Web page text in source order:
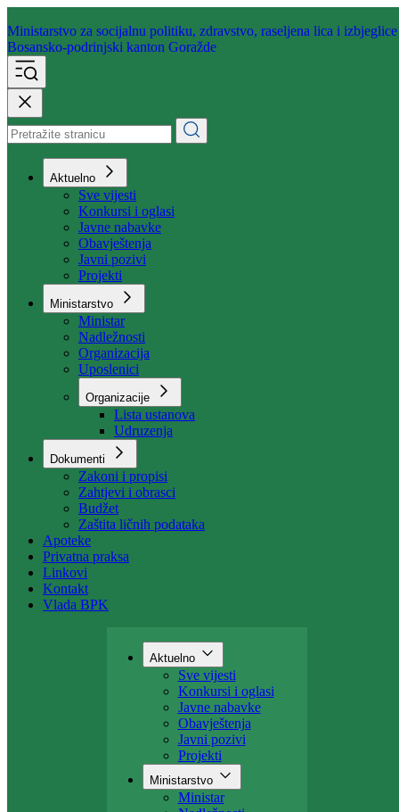
Ministarstvo za socijalnu politiku,
Bosansko-podrinjski kanton Goražde
Aktuelno
Sve vijesti
Konkursi i oglasi
Javne nabavke
Obavještenja
Javni pozivi
Projekti
Ministarstvo
Ministar
Organizacija
Uposlenici
Organizacije
Lista ustanova
Udruzenja
Dokumenti
Zakoni i propisi
Zahtjevi i obrasci
Budžet
Zaštita ličnih podataka
Apoteke
Privatna praksa
Aktuelno
Sve vijesti
Konkursi i oglasi
Javne nabavke
Obavještenja
Javni pozivi
Projekti